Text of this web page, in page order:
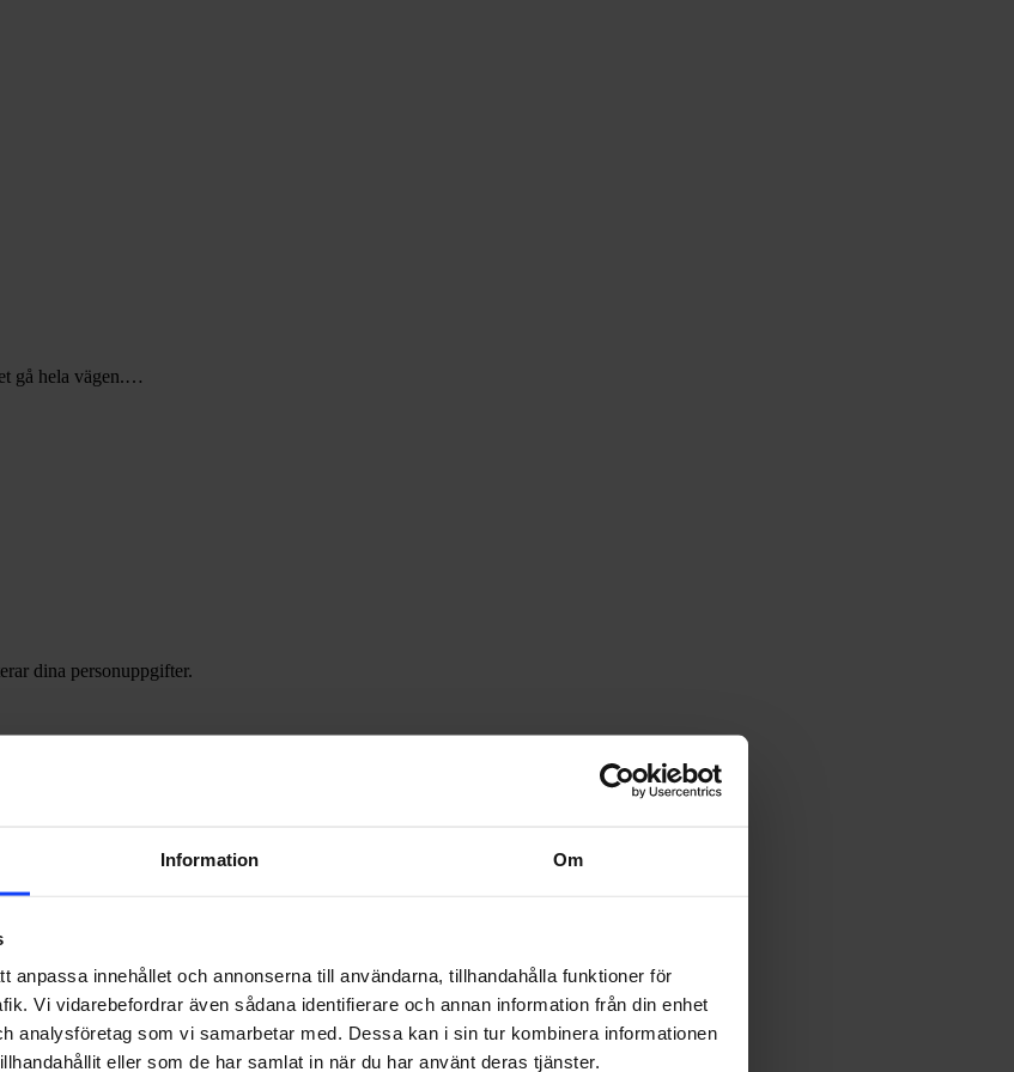
Information Om
anpassa innehållet och annonserna till användarna, tillhandahålla funktioner för
Vi vidarebefordrar även sådana identifierare och annan information från din enhet
analysföretag som vi samarbetar med. Dessa kan i sin tur kombinera informationen
eller som de har samlat in när du har använt deras tjänster.
gå hela vägen.…
dina personuppgifter.